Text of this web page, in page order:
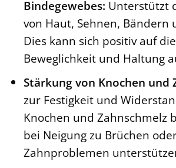
Bindegewebes: Unterstützt
von Haut, Sehnen, Bändern
Dies kann sich positiv auf
Beweglichkeit und Haltung
Stärkung von Knochen und
zur Festigkeit und
Knochen und Zahnschmelz
bei Neigung zu Brüchen
Zahnproblemen